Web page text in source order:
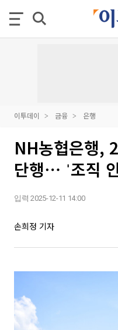
이투데이 금융 은행
NH농협은행,
단행⋯ ˈ조직
입력 2025-12-11 14:00
손희정 기자